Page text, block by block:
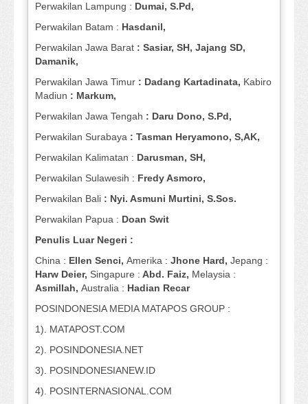
Perwakilan Lampung : Dumai, S.Pd,
Perwakilan Batam : Hasdanil,
Perwakilan Jawa Barat : Sasiar, SH, Jajang SD,
Damanik,
Perwakilan Jawa Timur : Dadang Kartadinata, Kabiro
Madiun : Markum,
Perwakilan Jawa Tengah : Daru Dono, S.Pd,
Perwakilan Surabaya : Tasman Heryamono, S,AK,
Perwakilan Kalimatan : Darusman, SH,
Perwakilan Sulawesih : Fredy Asmoro,
Perwakilan Bali : Nyi. Asmuni Murtini, S.Sos.
Perwakilan Papua : Doan Swit
Penulis Luar Negeri :
China : Ellen Senci, Amerika : Jhone Hard, Jepang :
Harw Deier, Singapure : Abd. Faiz, Melaysia :
Asmillah, Australia : Hadian Recar
POSINDONESIA MEDIA MATAPOS GROUP :
1). MATAPOST.COM
2). POSINDONESIA.NET
3). POSINDONESIANEW.ID
4). POSINTERNASIONAL.COM